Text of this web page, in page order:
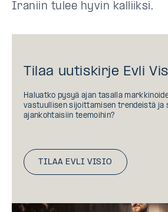
Iraniin tulee hyvin kalliiksi.
Tilaa uutiskirje Evli
Haluatko pysyä ajan tasalla
vastuullisen sijoittamisen trendeistä ja
ajankohtaisiin teemoihin?
TILAA EVLI VISIO